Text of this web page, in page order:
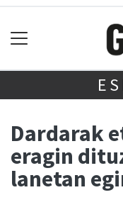
Dardarak
eragin
lanetan